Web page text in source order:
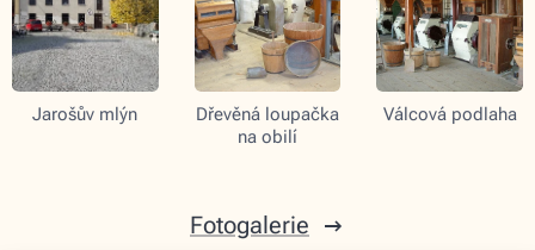
Jarošův mlýn
Dřevěná loupačka
na obilí
Válcová podlaha
Fotogalerie